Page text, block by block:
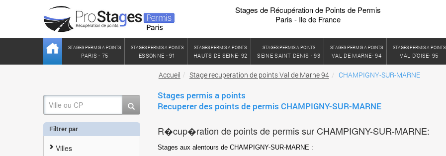
Stages de Récupération de Points de Permis
Paris - Ile de France
STAGES PERMIS A POINTS
PARIS - 75
STAGES PERMIS A POINTS
ESSONNE - 91
STAGES PERMIS A POINTS
HAUTS DE SEINE- 92
STAGES PERMIS A POINTS
SEINE SAINT DENIS - 93
STAGES PERMIS A POINTS
VAL DE MARNE- 94
STAGES PERMIS A POINTS
VAL D'OISE- 95
Accueil Stage recuperation de points Val de Marne 94 CHAMPIGNY-SUR-MARNE
Filtrer par
Villes
Stages permis a points
Recuperer des points de permis CHAMPIGNY-SUR-MARNE
R�cup�ration de points de permis sur CHAMPIGNY-SUR-MARNE:
Stages aux alentours de CHAMPIGNY-SUR-MARNE :